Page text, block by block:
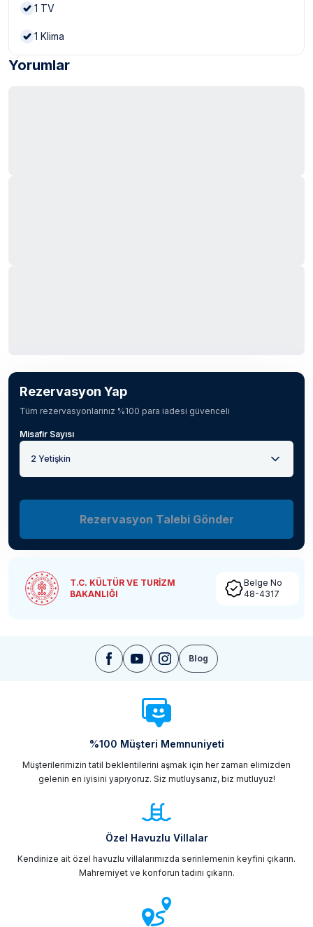
1 TV
1 Klima
Yorumlar
Rezervasyon Yap
Tüm rezervasyonlarınız %100 para iadesi güvenceli
Misafir Sayısı
2 Yetişkin
Rezervasyon Talebi Gönder
T.C. KÜLTÜR VE TURİZM
BAKANLIĞI
Belge No
48-4317
Blog
%100 Müşteri Memnuniyeti
Müşterilerimizin tatil beklentilerini aşmak için her zaman elimizden
gelenin en iyisini yapıyoruz. Siz mutluysanız, biz mutluyuz!
Özel Havuzlu Villalar
Kendinize ait özel havuzlu villalarımızda serinlemenin keyfini çıkarın.
Mahremiyet ve konforun tadını çıkarın.